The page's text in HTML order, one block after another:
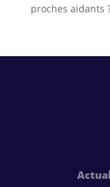
proches aidants